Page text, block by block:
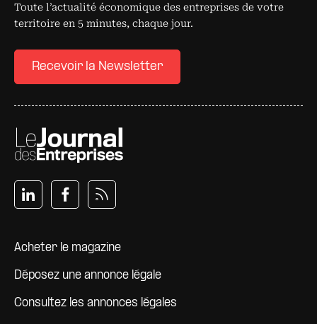
Toute l’actualité économique des entreprises de votre
territoire en 5 minutes, chaque jour.
Recevoir la Newsletter
Pied de page
Acheter le magazine
Déposez une annonce légale
Consultez les annonces légales